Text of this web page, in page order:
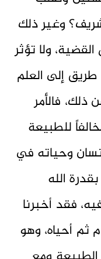
وغير ذلك
ولا تؤثر
طريق إلى العلم
ذلك، فالأمر
للطبيعة
وحياته في
الله
فقد أخبرنا
ثم أحياه، وهو